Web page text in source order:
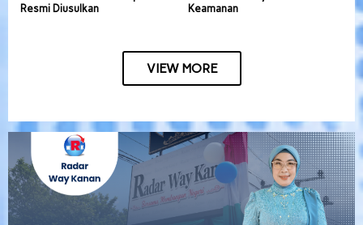
Resmi Diusulkan
Keamanan
VIEW MORE